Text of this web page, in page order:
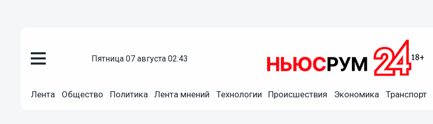
пятница 07 августа 02:43
Лента Общество Политика Лента мнений Технологии Происшествия Экономика Транспорт
Плакат о президентских выборах снимут с башни